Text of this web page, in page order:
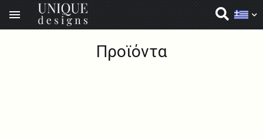

Βιοτεχνία Μεταλλικών Επίπλων -
Προϊόντα